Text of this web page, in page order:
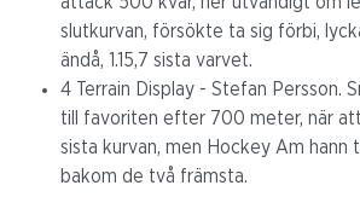
slutkurvan, försökte ta sig förbi,
ändå, 1.15,7 sista varvet.
4 Terrain Display - Stefan Persson.
till favoriten efter 700 meter, när
sista kurvan, men Hockey Am hann
bakom de två främsta.